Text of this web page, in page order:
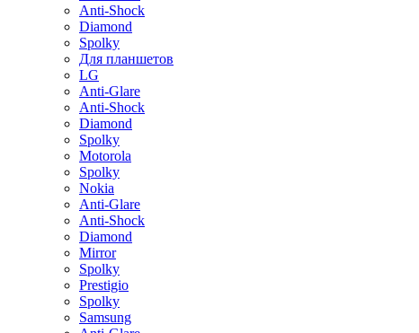
Anti-Shock
Diamond
Spolky
Для планшетов
LG
Anti-Glare
Anti-Shock
Diamond
Spolky
Motorola
Spolky
Nokia
Anti-Glare
Anti-Shock
Diamond
Mirror
Spolky
Prestigio
Spolky
Samsung